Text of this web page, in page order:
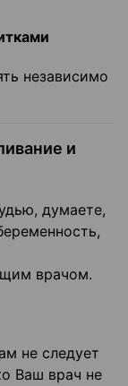
независимо
и
думаете,
врачом.
не следует
Ваш врач не